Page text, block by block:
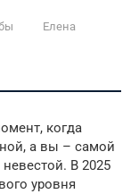
Елена
когда
а вы – самой
В 2025
уровня